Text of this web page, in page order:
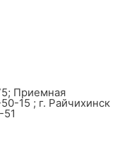
Приемная
15 ; г. Райчихинск